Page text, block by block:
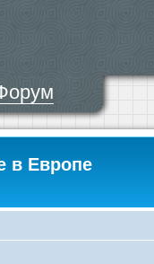
в Европе